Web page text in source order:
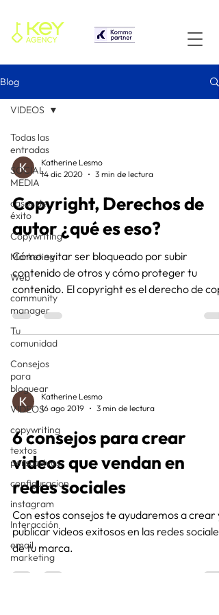
Blog
Todas las
entradas
SOCIAL
MEDIA
casos de
éxito
Copywriting
Marketing
Web
community
manager
Tu
comunidad
Consejos
para
bloguear
VIDEOS
copywriting
textos
persuasivos
configuracion
instagram
Interacción
email
marketing
VIDEOS
Katherine Lesmo
14 dic 2020
3 min de lectura
Copyright, Derechos de
autor ¿qué es eso?
Cómo evitar ser bloqueado por subir
contenido de otros y cómo proteger tu
contenido. El copyright es el derecho de
o de utilización...
Katherine Lesmo
16 ago 2019
3 min de lectura
6 consejos para crear
videos que vendan en
redes sociales
Con estos consejos te ayudaremos a crear y
publicar videos exitosos en las redes sociales
de tu marca.